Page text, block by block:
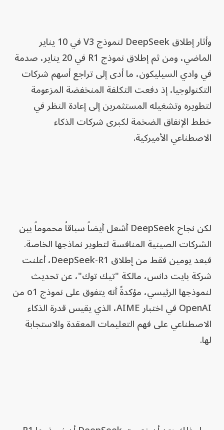
وأثار إطلاق DeepSeek لنموذج V3 في 10 يناير
الماضي، ومن ثم إطلاق نموذج R1 في 20 يناير، صدمة
في وادي السيليكون، ما أدى إلى تراجع أسهم شركات
التكنولوجيا، إذ دفعت التكلفة المنخفضة المزعومة
لتطويره وتشغيله المستثمرين إلى إعادة النظر في
خطط الإنفاق الضخمة لكبرى شركات الذكاء
الاصطناعي الأميركية.
لكن نجاح DeepSeek أشعل أيضاً سباقاً محموماً بين
الشركات الصينية المنافسة لتطوير نماذجها الخاصة.
فبعد يومين فقط من إطلاق DeepSeek-R1، أعلنت
شركة بايت دانس، مالكة "تيك توك"، عن تحديث
لنموذجها الرئيسي، مؤكدةً أنه يتفوق على نموذج o1 من
OpenAI في اختبار AIME، الذي يقيس قدرة الذكاء
الاصطناعي على فهم التعليمات المعقدة والاستجابة
لها.